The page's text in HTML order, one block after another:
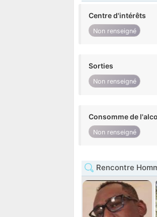
Centre d'intérêts
Non renseigné
Sorties
Non renseigné
Consomme de
Non renseigné
Rencontre